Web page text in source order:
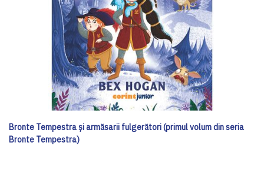
Bronte Tempestra și armăsarii fulgerători (primul volum din seria
Bronte Tempestra)